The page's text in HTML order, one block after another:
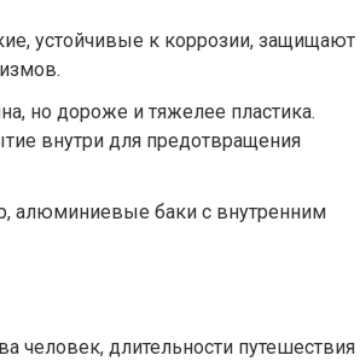
устойчивые к коррозии, защищают
но дороже и тяжелее пластика.
внутри для предотвращения
алюминиевые баки с внутренним
человек, длительности путешествия